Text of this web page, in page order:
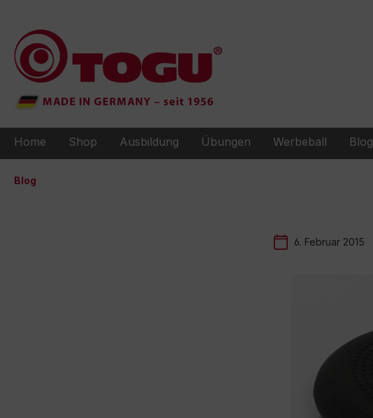
Home Shop Ausbildung Übungen Werbeball Blog
Blog
6. Februar 2015